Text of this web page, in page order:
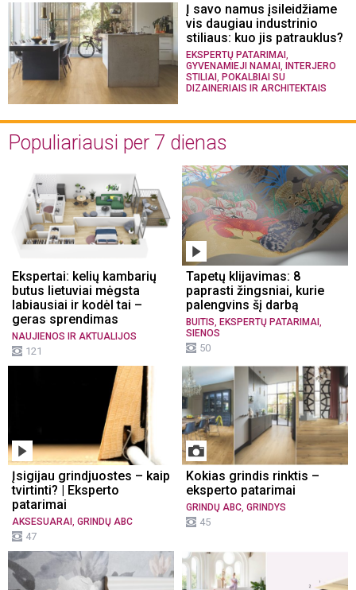
Į savo namus įsileidžiame
vis daugiau industrinio
stiliaus: kuo jis patrauklus?
EKSPERTŲ PATARIMAI
GYVENAMIEJI NAMAI INTERJERO
STILIAI POKALBIAI SU
DIZAINERIAIS IR ARCHITEKTAIS
Populiariausi per 7 dienas
Ekspertai: kelių kambarių
butus lietuviai mėgsta
labiausiai ir kodėl tai –
geras sprendimas
NAUJIENOS IR AKTUALIJOS
121
Tapetų klijavimas: 8
paprasti žingsniai, kurie
palengvins šį darbą
BUITIS EKSPERTŲ PATARIMAI
SIENOS
50
Įsigijau grindjuostes – kaip
tvirtinti? | Eksperto
patarimai
AKSESUARAI GRINDŲ ABC
47
Kokias grindis rinktis –
eksperto patarimai
GRINDŲ ABC GRINDYS
45